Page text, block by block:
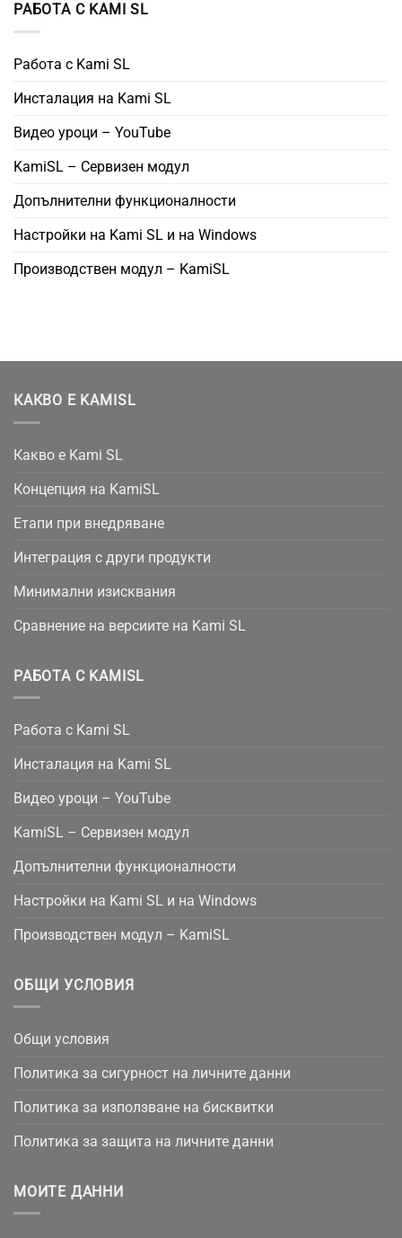
РАБОТА С KAMI SL
Работа с Kami SL
Инсталация на Kami SL
Видео уроци – YouTube
KamiSL – Сервизен модул
Допълнителни функционалности
Настройки на Kami SL и на Windows
Производствен модул – KamiSL
КАКВО Е KAMISL
Какво е Kami SL
Концепция на KamiSL
Етапи при внедряване
Интеграция с други продукти
Минимални изисквания
Сравнение на версиите на Kami SL
РАБОТА С KAMISL
Работа с Kami SL
Инсталация на Kami SL
Видео уроци – YouTube
KamiSL – Сервизен модул
Допълнителни функционалности
Настройки на Kami SL и на Windows
Производствен модул – KamiSL
ОБЩИ УСЛОВИЯ
Общи условия
Политика за сигурност на личните данни
Политика за използване на бисквитки
Политика за защита на личните данни
МОИТЕ ДАННИ